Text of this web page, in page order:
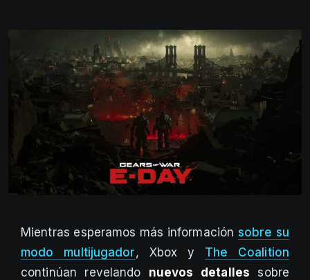
Mientras esperamos más información sobre su
modo multijugador, Xbox y The Coalition
continúan revelando nuevos detalles sobre